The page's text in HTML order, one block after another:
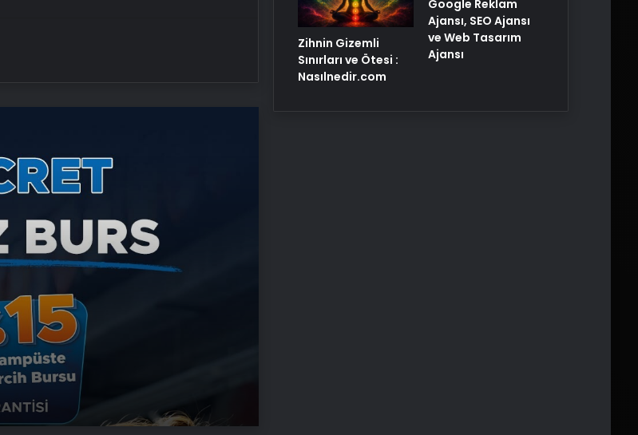
Zihnin Gizemli Sınırları ve Ötesi :
Nasılnedir.com
Serjoy : Dijital Medya Ajansı, Google
Reklam Ajansı, SEO Ajansı ve Web
Tasarım Ajansı
UETDS Nedir ? Uetds.com İle Akıllı
Dijital Taşımacılık Yazılımı
Roxx Signature modern ve
zamansız tasarımları bir araya
getiriyor
Zihnin Gizemli
Sınırları ve Ötesi :
Nasılnedir.com
Google Reklam
Ajansı, SEO Ajansı
ve Web Tasarım
Ajansı